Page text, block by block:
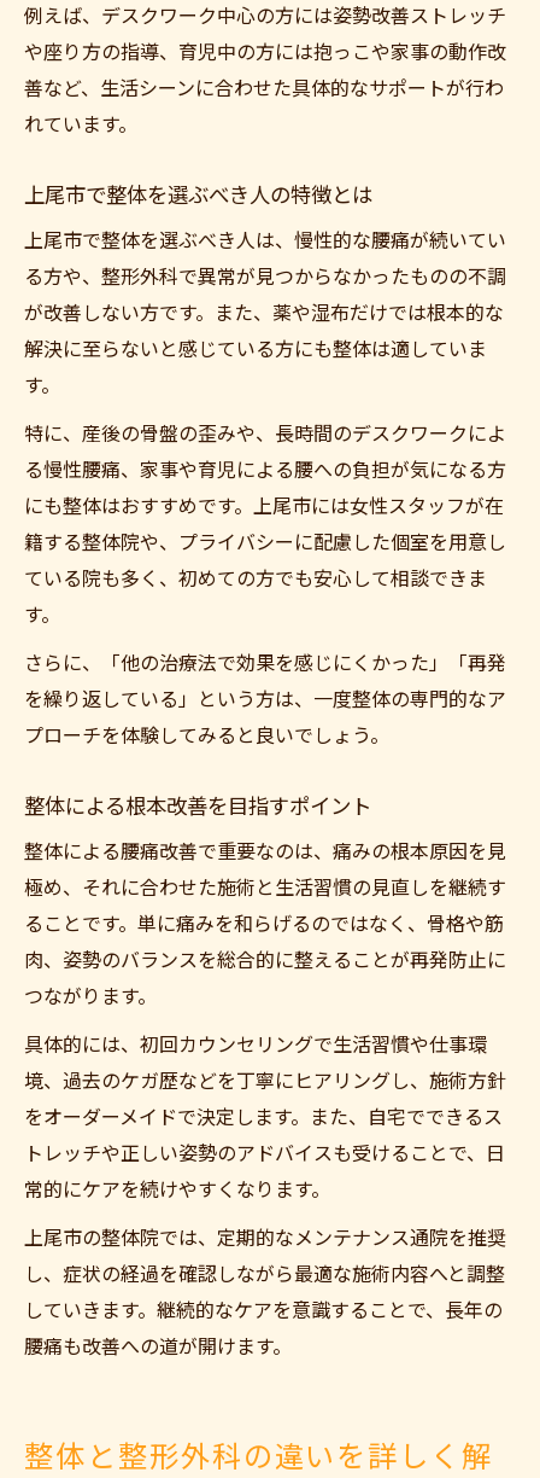
例えば、デスクワーク中心の方には姿勢改善ストレッチ
や座り方の指導、育児中の方には抱っこや家事の動作改
善など、生活シーンに合わせた具体的なサポートが行わ
れています。
上尾市で整体を選ぶべき人の特徴とは
上尾市で整体を選ぶべき人は、慢性的な腰痛が続いてい
る方や、整形外科で異常が見つからなかったものの不調
が改善しない方です。また、薬や湿布だけでは根本的な
解決に至らないと感じている方にも整体は適していま
す。
特に、産後の骨盤の歪みや、長時間のデスクワークによ
る慢性腰痛、家事や育児による腰への負担が気になる方
にも整体はおすすめです。上尾市には女性スタッフが在
籍する整体院や、プライバシーに配慮した個室を用意し
ている院も多く、初めての方でも安心して相談できま
す。
さらに、「他の治療法で効果を感じにくかった」「再発
を繰り返している」という方は、一度整体の専門的なア
プローチを体験してみると良いでしょう。
整体による根本改善を目指すポイント
整体による腰痛改善で重要なのは、痛みの根本原因を見
極め、それに合わせた施術と生活習慣の見直しを継続す
ることです。単に痛みを和らげるのではなく、骨格や筋
肉、姿勢のバランスを総合的に整えることが再発防止に
つながります。
具体的には、初回カウンセリングで生活習慣や仕事環
境、過去のケガ歴などを丁寧にヒアリングし、施術方針
をオーダーメイドで決定します。また、自宅でできるス
トレッチや正しい姿勢のアドバイスも受けることで、日
常的にケアを続けやすくなります。
上尾市の整体院では、定期的なメンテナンス通院を推奨
し、症状の経過を確認しながら最適な施術内容へと調整
していきます。継続的なケアを意識することで、長年の
腰痛も改善への道が開けます。
整体と整形外科の違いを詳しく解